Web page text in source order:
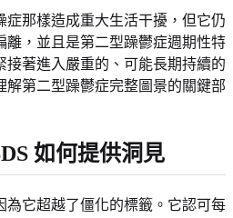
症那樣造成重大生活干擾，但它仍
離，並且是第二型躁鬱症週期性特
接著進入嚴重的、可能長期持續的
解第二型躁鬱症完整圖景的關鍵部
如何提供洞見
為它超越了僵化的標籤。它認可每